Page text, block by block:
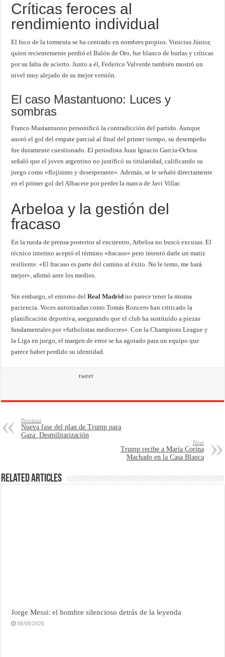
Críticas feroces al
rendimiento individual
El foco de la tormenta se ha centrado en nombres propios. Vinicius Júnior,
quien recientemente perdió el Balón de Oro, fue blanco de burlas y críticas
por su falta de acierto. Junto a él, Federico Valverde también mostró un
nivel muy alejado de su mejor versión.
El caso Mastantuono: Luces y
sombras
Franco Mastantuono personificó la contradicción del partido. Aunque
anotó el gol del empate parcial al final del primer tiempo, su desempeño
fue duramente cuestionado. El periodista Juan Ignacio García-Ochoa
señaló que el joven argentino no justificó su titularidad, calificando su
juego como «flojísimo y desesperante». Además, se le señaló directamente
en el primer gol del Albacete por perder la marca de Javi Villar.
Arbeloa y la gestión del
fracaso
En la rueda de prensa posterior al encuentro, Arbeloa no buscó excusas. El
técnico interino aceptó el término «fracaso» pero intentó darle un matiz
resiliente. «El fracaso es parte del camino al éxito. No le temo, me hará
mejor», afirmó ante los medios.
Sin embargo, el entorno delReal Madrid no parece tener la misma
paciencia. Voces autorizadas como Tomás Roncero han criticado la
planificación deportiva, asegurando que el club ha sustituido a piezas
fundamentales por «futbolistas mediocres». Con la Champions League y
la Liga en juego, el margen de error se ha agotado para un equipo que
parece haber perdido su identidad.
tweet
Previous
Nueva fase del plan de Trump para
Gaza: Desmilitarización
Next
Trump recibe a María Corina
Machado en la Casa Blanca
Related Articles
Jorge Messi: el hombre silencioso detrás de la leyenda
08/08/2026